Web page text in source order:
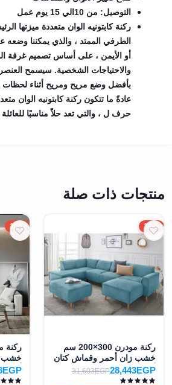
التوصيل: من 10الي 15 يوم عمل
ركنة كابتونيه الوان متعددة ميزتها
الطرفي الممتد ، والذي يمكننا وضعه
أو الأيمن ، على أساس تصميم غرفة
والاحتياجات الشخصية. سيسمح
بأفضل وضع مريح ومريح أثناء لحظات
عادةً ما تتكون ركنة كابتونيه الوان
حرف ل ، والتي تعد حلاً مناسبًا للعائلة
منتجات ذات صلة
10%
ركنة مودرن 300×200 سم
خشب زان أحمر وقماش كتان
أو قطيفة عالي الجودة MS-
10936
28,443EGP
31,603EGP
10%
خشب